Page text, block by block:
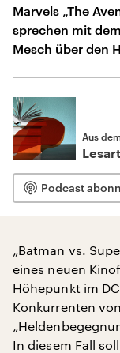
Marvels „The
sprechen mit
Mesch über den
Aus
Lesart
Podcast
„Batman vs.
eines neuen
Höhepunkt im
Konkurrenten
In diesem Fall